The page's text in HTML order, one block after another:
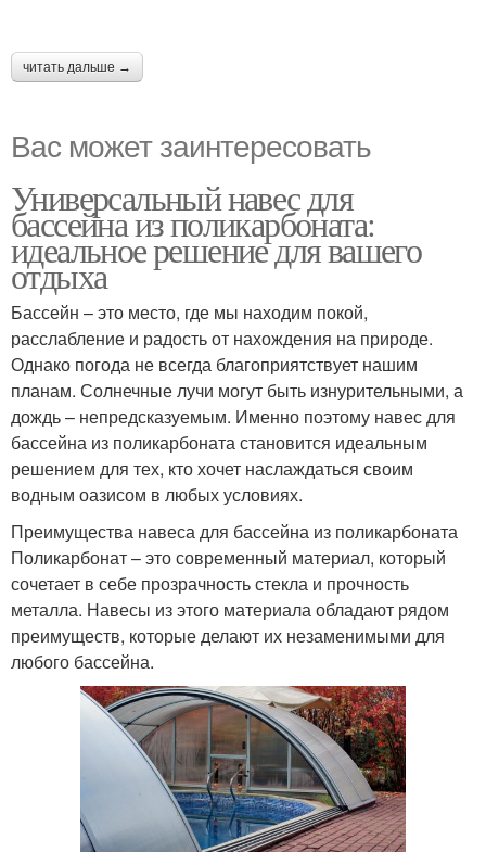
читать дальше →
Вас может заинтересовать
Универсальный навес для
бассейна из поликарбоната:
идеальное решение для вашего
отдыха
Бассейн – это место, где мы находим покой,
расслабление и радость от нахождения на природе.
Однако погода не всегда благоприятствует нашим
планам. Солнечные лучи могут быть изнурительными, а
дождь – непредсказуемым. Именно поэтому навес для
бассейна из поликарбоната становится идеальным
решением для тех, кто хочет наслаждаться своим
водным оазисом в любых условиях.
Преимущества навеса для бассейна из поликарбоната
Поликарбонат – это современный материал, который
сочетает в себе прозрачность стекла и прочность
металла. Навесы из этого материала обладают рядом
преимуществ, которые делают их незаменимыми для
любого бассейна.